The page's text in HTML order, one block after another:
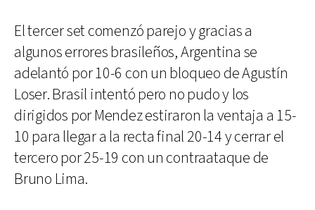
El tercer set comenzó parejo y gracias a
algunos errores brasileños, Argentina se
adelantó por 10-6 con un bloqueo de Agustín
Loser. Brasil intentó pero no pudo y los
dirigidos por Mendez estiraron la ventaja a 15-
10 para llegar a la recta final 20-14 y cerrar el
tercero por 25-19 con un contraataque de
Bruno Lima.